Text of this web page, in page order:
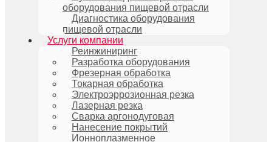
оборудования пищевой отрасли
Диагностика оборудования
пищевой отрасли
Услуги компании
Реинжиниринг
Разработка оборудования
Фрезерная обработка
Токарная обработка
Электроэррозионная резка
Лазерная резка
Сварка аргонодуговая
Нанесение покрытий
Ионноплазменное